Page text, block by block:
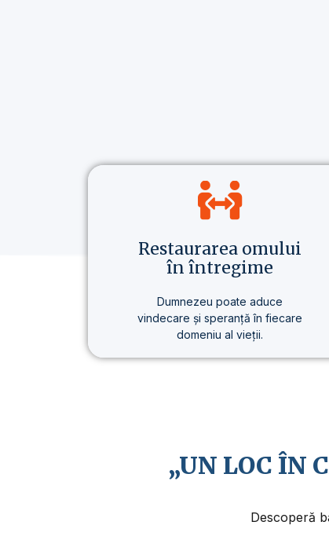
Restaurarea omului
în întregime
Dumnezeu poate aduce
vindecare și speranță în fiecare
domeniu al vieții.
vieții.
„UN LOC ÎN
Descoperă